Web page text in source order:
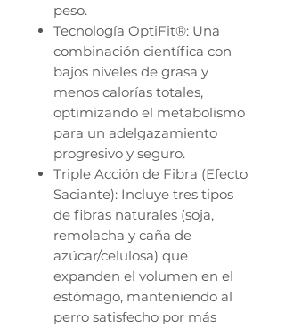
peso.
Tecnología OptiFit®: Una
combinación científica con
bajos niveles de grasa y
menos calorías totales,
optimizando el metabolismo
para un adelgazamiento
progresivo y seguro.
Triple Acción de Fibra (Efecto
Saciante): Incluye tres tipos
de fibras naturales (soja,
remolacha y caña de
azúcar/celulosa) que
expanden el volumen en el
estómago, manteniendo al
perro satisfecho por más